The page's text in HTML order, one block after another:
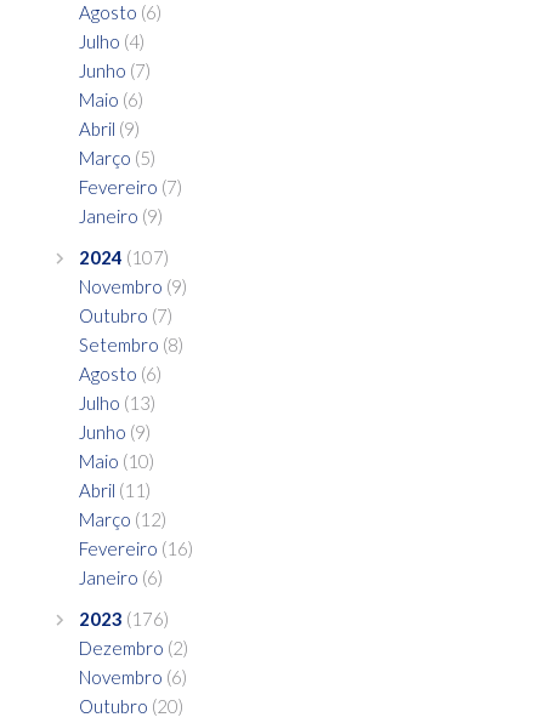
Agosto (6)
Julho (4)
Junho (7)
Maio (6)
Abril (9)
Março (5)
Fevereiro (7)
Janeiro (9)
2024 (107)
Novembro (9)
Outubro (7)
Setembro (8)
Agosto (6)
Julho (13)
Junho (9)
Maio (10)
Abril (11)
Março (12)
Fevereiro (16)
Janeiro (6)
2023 (176)
Dezembro (2)
Novembro (6)
Outubro (20)